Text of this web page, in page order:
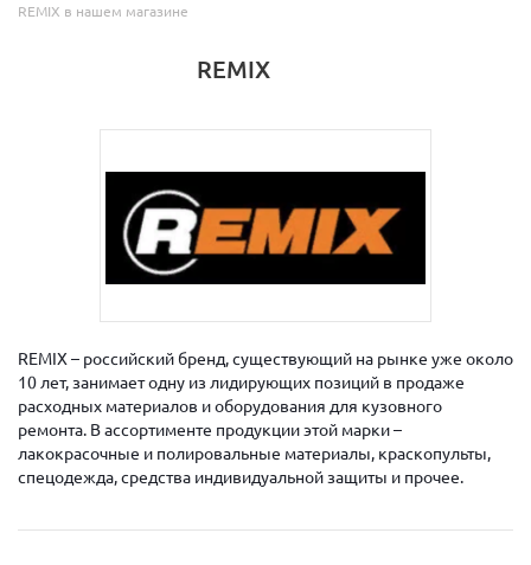
REMIX в нашем магазине
REMIX
REMIX – российский бренд, существующий на рынке уже около
10 лет, занимает одну из лидирующих позиций в продаже
расходных материалов и оборудования для кузовного
ремонта. В ассортименте продукции этой марки –
лакокрасочные и полировальные материалы, краскопульты,
спецодежда, средства индивидуальной защиты и прочее.